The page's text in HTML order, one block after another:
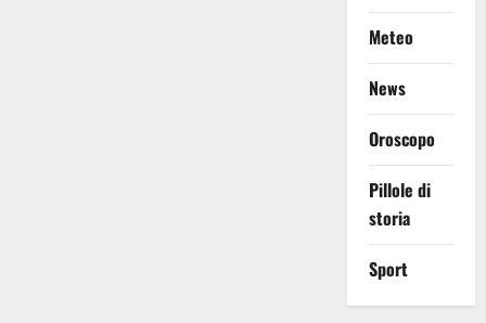
Meteo
News
Oroscopo
Pillole di
storia
Sport